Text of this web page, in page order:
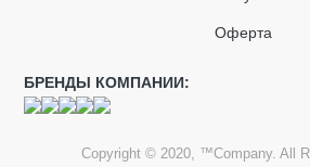
Оферта
БРЕНДЫ КОМПАНИИ:
Copyright © 2020, ™Company. All